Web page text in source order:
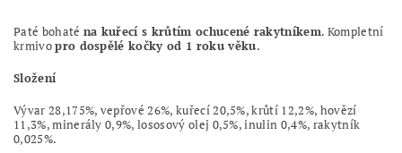
Paté bohaté na kuřecí s krůtím ochucené rakytníkem. Kompletní
krmivopro dospělé kočky od 1 roku věku.
Složení
Vývar 28,175%, vepřové 26%, kuřecí 20,5%, krůtí 12,2%, hovězí
11,3%, minerály 0,9%, lososový olej 0,5%, inulin 0,4%, rakytník
0,025%.